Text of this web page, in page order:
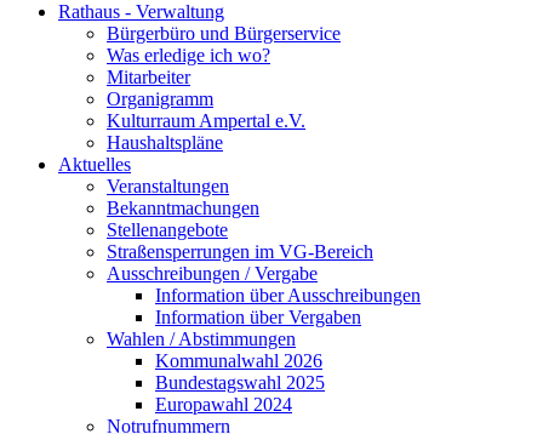
Rathaus - Verwaltung
Bürgerbüro und Bürgerservice
Was erledige ich wo?
Mitarbeiter
Organigramm
Kulturraum Ampertal e.V.
Haushaltspläne
Aktuelles
Veranstaltungen
Bekanntmachungen
Stellenangebote
Straßensperrungen im VG-Bereich
Ausschreibungen / Vergabe
Information über Ausschreibungen
Information über Vergaben
Wahlen / Abstimmungen
Kommunalwahl 2026
Bundestagswahl 2025
Europawahl 2024
Notrufnummern